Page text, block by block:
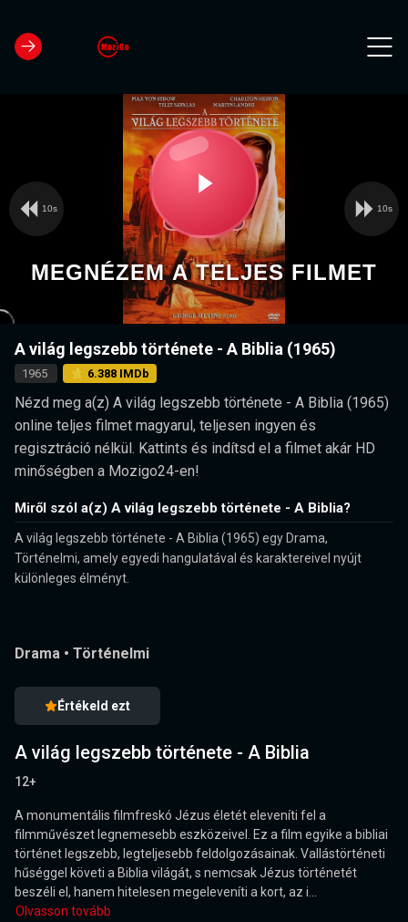
loading.
Play
Video
10s 10s
MEGNÉZEM A TELJES FILMET
A világ legszebb története - A Biblia (1965)
1965 ⭐ 6.388 IMDb
Nézd meg a(z) A világ legszebb története - A Biblia (1965)
online teljes filmet magyarul, teljesen ingyen és
regisztráció nélkül. Kattints és indítsd el a filmet akár HD
minőségben a Mozigo24-en!
Miről szól a(z) A világ legszebb története - A Biblia?
A világ legszebb története - A Biblia (1965) egy Drama,
Történelmi, amely egyedi hangulatával és karaktereivel nyújt
különleges élményt.
Drama • Történelmi
Értékeld ezt
A világ legszebb története - A Biblia
12+
A monumentális filmfreskó Jézus életét eleveníti fel a
filmművészet legnemesebb eszközeivel. Ez a film egyike a bibliai
történet legszebb, legteljesebb feldolgozásainak. Vallástörténeti
hűséggel követi a Biblia világát, s nemcsak Jézus történetét
beszéli el, hanem hitelesen megeleveníti a kort, az i...
Olvasson tovább